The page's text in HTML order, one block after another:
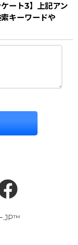
ート3】上記アン
キーワードや
.JP™